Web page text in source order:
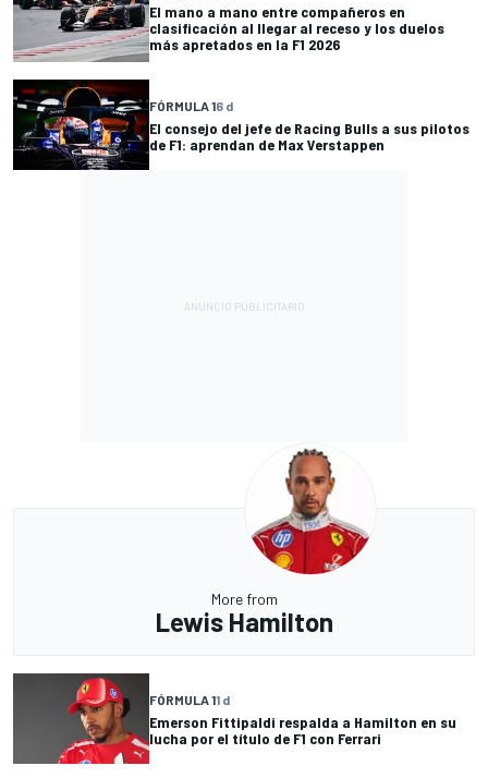
El mano a mano entre compañeros en
clasificación al llegar al receso y los duelos
más apretados en la F1 2026
FÓRMULA 16 d
El consejo del jefe de Racing Bulls a sus pilotos
de F1: aprendan de Max Verstappen
More from
Lewis Hamilton
FÓRMULA 11 d
Emerson Fittipaldi respalda a Hamilton en su
lucha por el título de F1 con Ferrari